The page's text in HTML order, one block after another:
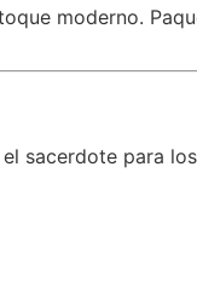
moderno.
sacerdote para